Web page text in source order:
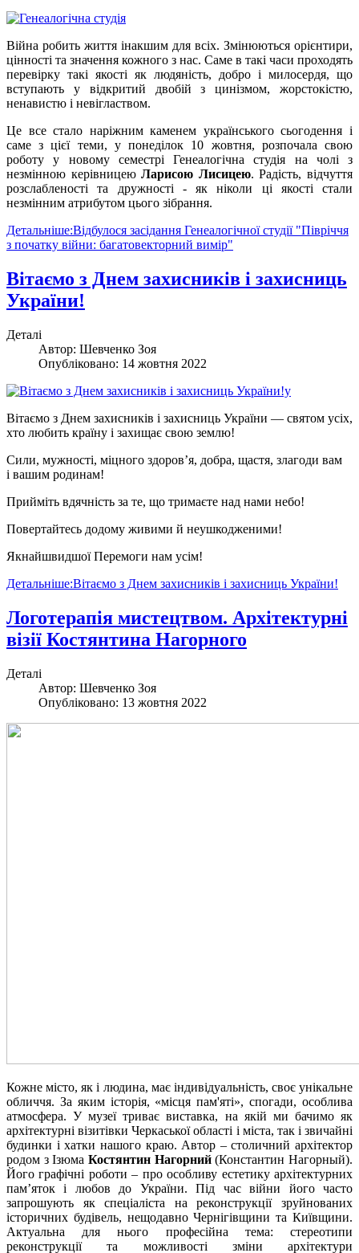
Війна робить життя інакшим для всіх. Змінюються орієнтири,
цінності та значення кожного з нас. Саме в такі часи проходять
перевірку такі якості як людяність, добро і милосердя, що
вступають у відкритий двобій з цинізмом, жорстокістю,
ненавистю і невіглаством.
Це все стало наріжним каменем українського сьогодення і
саме з цієї теми, у понеділок 10 жовтня, розпочала свою
роботу у новому семестрі Генеалогічна студія на чолі з
незмінною керівницеюЛарисою Лисицею. Радість, відчуття
розслабленості та дружності - як ніколи ці якості стали
незмінним атрибутом цього зібрання.
Детальніше:Відбулося засідання Генеалогічної студії "Півріччя
з початку війни: багатовекторний вимір"
Вітаємо з Днем захисників і захисниць
України!
Деталі
Автор: Шевченко Зоя
Опубліковано: 14 жовтня 2022
Вітаємо з Днем захисників і захисниць України — святом усіх,
хто любить країну і захищає свою землю!
Сили, мужності, міцного здоров’я, добра, щастя, злагоди вам
і вашим родинам!
Прийміть вдячність за те, що тримаєте над нами небо!
Повертайтесь додому живими й неушкодженими!
Якнайшвидшої Перемоги нам усім!
Детальніше:Вітаємо з Днем захисників і захисниць України!
Логотерапія мистецтвом. Архітектурні
візії Костянтина Нагорного
Деталі
Автор: Шевченко Зоя
Опубліковано: 13 жовтня 2022
Кожне місто, як і людина, має індивідуальність, своє унікальне
обличчя. За яким історія, «місця пам'яті», спогади, особлива
атмосфера. У музеї триває виставка, на якій ми бачимо як
архітектурні візитівки Черкаської області і міста, так і звичайні
будинки і хатки нашого краю. Автор – столичний архітектор
родом з Ізюма Костянтин Нагорний(Константин Нагорный).
Його графічні роботи – про особливу естетику архітектурних
пам’яток і любов до України. Під час війни його часто
запрошують як спеціаліста на реконструкції зруйнованих
історичних будівель, нещодавно Чернігівщини та Київщини.
Актуальна для нього професійна тема: стереотипи
реконструкції та можливості зміни архітектури